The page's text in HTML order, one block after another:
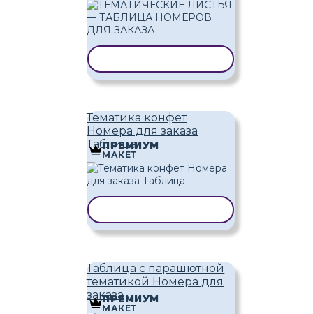
Тематика конфет
Номера для заказа
Таблица
ПРЕМИУМ
МАКЕТ
Таблица с парашютной
тематикой Номера для
заказа
ПРЕМИУМ
МАКЕТ